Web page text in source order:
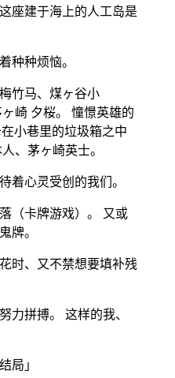
座建于海上的人工岛是
种种烦恼。
竹马、煤ヶ谷小
崎 夕桜。 憧憬英雄的
小巷里的垃圾箱之中
、茅ヶ崎英士。
着心灵受创的我们。
（卡牌游戏）。 又或
牌。
时、又不禁想要填补残
力拼搏。 这样的我、
局」